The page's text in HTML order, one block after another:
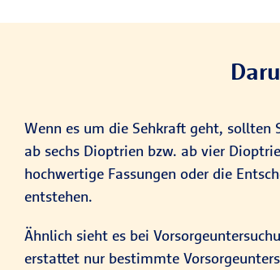
Wenn es um die Sehkraft geht, sollten
ab sechs Dioptrien bzw. ab vier
hochwertige Fassungen oder die
entstehen.
Ähnlich sieht es bei
erstattet nur bestimmte